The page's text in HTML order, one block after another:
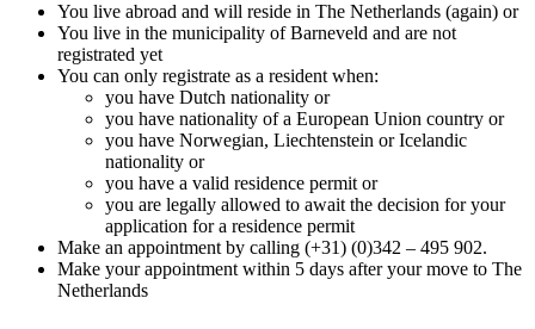
You live abroad and will reside in The Netherlands (again) or
You live in the municipality of Barneveld and are not
registrated yet
You can only registrate as a resident when:
you have Dutch nationality or
you have nationality of a European Union country or
you have Norwegian, Liechtenstein or Icelandic
nationality or
you have a valid residence permit or
you are legally allowed to await the decision for your
application for a residence permit
Make an appointment by calling (+31) (0)342 – 495 902.
Make your appointment within 5 days after your move to The
Netherlands